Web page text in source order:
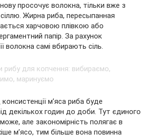
просочує волокна, тільки вже з
Жирна риба, пересыпанная
харчовою плівкою або
папір. За рахунок
волокна самі вбирають сіль.
м’яса риба буде
декількох годин до доби. Тут єдиного
але закономірність полягає в
м’ясо, тим більше вона повинна